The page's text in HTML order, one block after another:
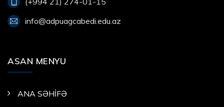
info@adpuagcabedi.edu.az
ASAN MENYU
ANA SƏHİFƏ